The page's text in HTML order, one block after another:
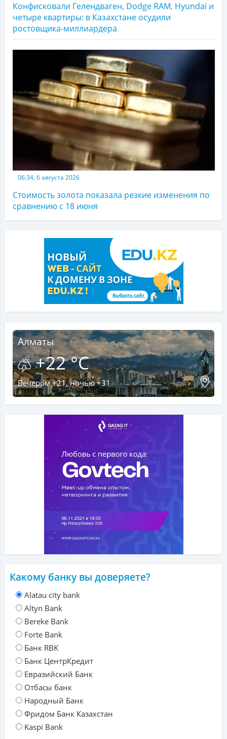
Конфисковали Гелендваген, Dodge RAM, Hyundai и
четыре квартиры: в Казахстане осудили
ростовщика-миллиардера
06:34, 6 августа 2026
Стоимость золота показала резкие изменения по
сравнению с 18 июня
Алматы
+22 °C
Вечером +21, ночью +31
Какому банку вы доверяете?
Alatau city bank
Altyn Bank
Bereke Bank
Forte Bank
Банк RBK
Банк ЦентрКредит
Евразийский Банк
Отбасы банк
Народный Банк
Фридом Банк Казахстан
Kaspi Bank